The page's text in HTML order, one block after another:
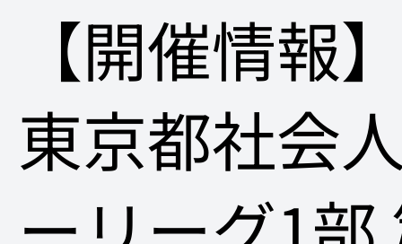
【開催情報
東京都社会